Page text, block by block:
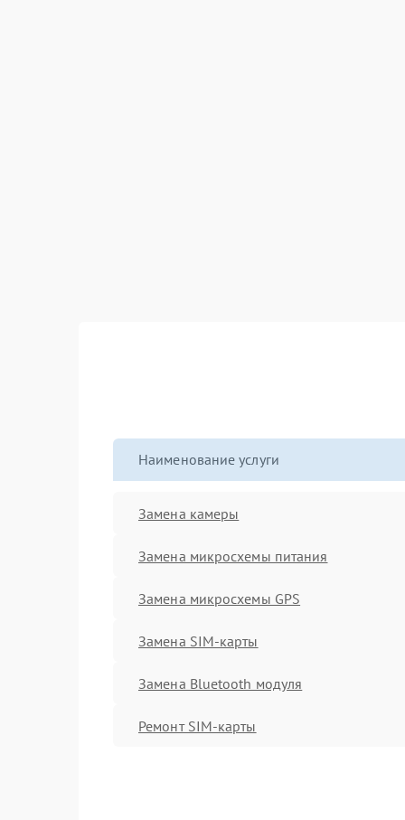
Наименование услуги
Замена камеры
Замена микросхемы питания
Замена микросхемы GPS
Замена SIM-карты
Замена Bluetooth модуля
Ремонт SIM-карты